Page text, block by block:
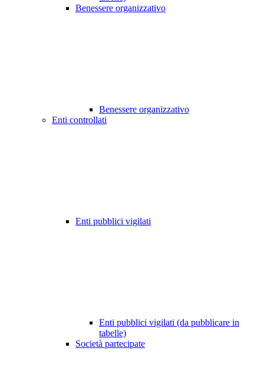
Benessere organizzativo
Benessere organizzativo
Enti controllati
Enti pubblici vigilati
Enti pubblici vigilati (da pubblicare in
tabelle)
Società partecipate